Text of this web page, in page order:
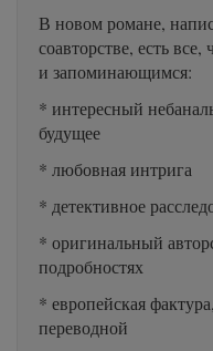
В новом романе,
соавторстве, есть
и запоминающимся:
* интересный
будущее
* любовная интрига
* детективное
* оригинальный
подробностях
* европейская
переводной